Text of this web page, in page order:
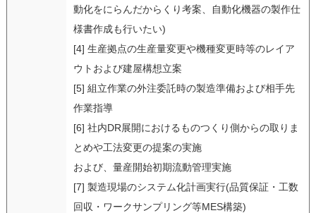
動化をにらんだからくり考案、自動化機器の製作仕
様書作成も行いたい)
[4] 生産拠点の生産量変更や機種変更時等のレイア
ウトおよび建屋構想立案
[5] 組立作業の外注委託時の製造準備および相手先
作業指導
[6] 社内DR展開におけるものつくり側からの取りま
とめや工法変更の提案の実施
および、量産開始初期流動管理実施
[7] 製造現場のシステム化計画実行(品質保証・工数
回収・ワークサンプリング等MES構築)